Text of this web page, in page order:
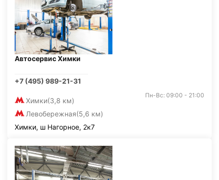
Автосервис Химки
+7 (495) 989-21-31
Химки(3,8 км)
Левобережная(5,6 км)
Пн-Вс: 09:00 - 21:00
Химки, ш Нагорное, 2к7